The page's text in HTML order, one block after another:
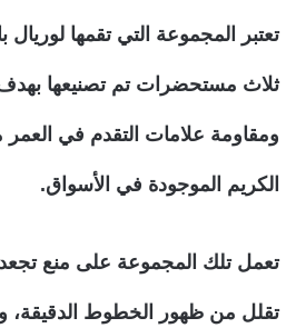
تعتبر المجموعة التي تقمها
ثلاث مستحضرات تم تصنيعها
ومقاومة علامات التقدم في
الكريم الموجودة في الأسواق.
تعمل تلك المجموعة على منع
تقلل من ظهور الخطوط الدقيقة،